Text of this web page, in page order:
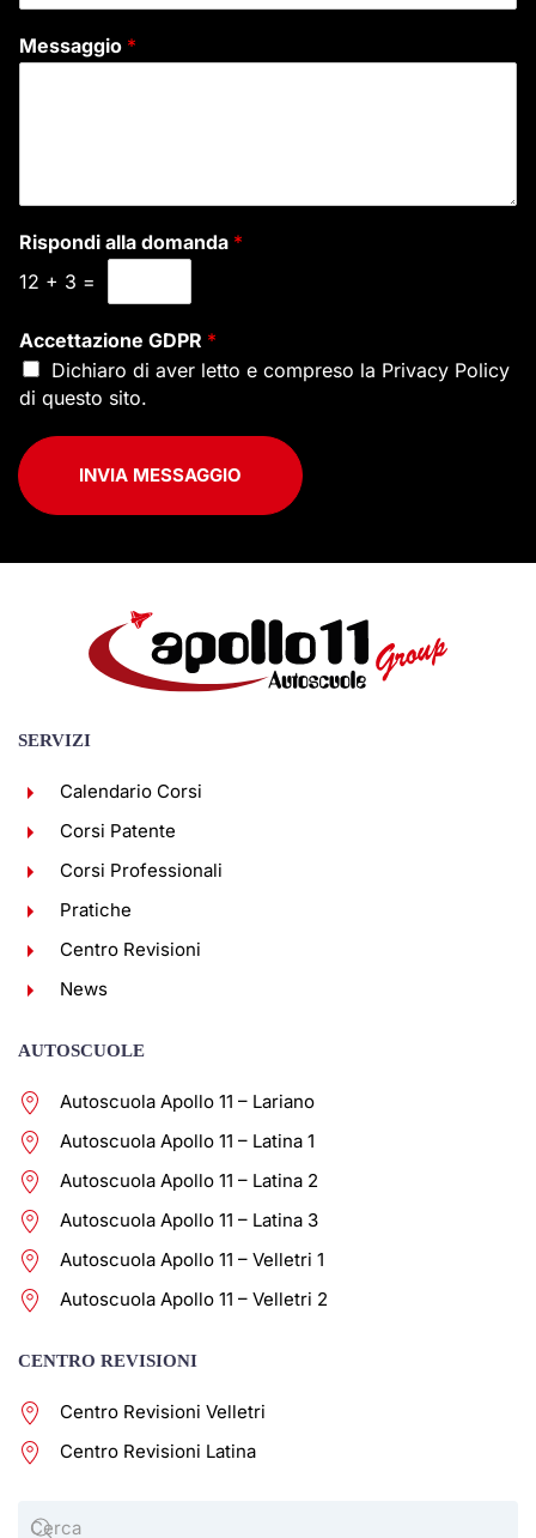
Messaggio *
Rispondi alla domanda *
12 + 3 =
Accettazione GDPR *
Dichiaro di aver letto e compreso la Privacy Policy
di questo sito.
INVIA MESSAGGIO
SERVIZI
Calendario Corsi
Corsi Patente
Corsi Professionali
Pratiche
Centro Revisioni
News
AUTOSCUOLE
Autoscuola Apollo 11 – Lariano
Autoscuola Apollo 11 – Latina 1
Autoscuola Apollo 11 – Latina 2
Autoscuola Apollo 11 – Latina 3
Autoscuola Apollo 11 – Velletri 1
Autoscuola Apollo 11 – Velletri 2
CENTRO REVISIONI
Centro Revisioni Velletri
Centro Revisioni Latina